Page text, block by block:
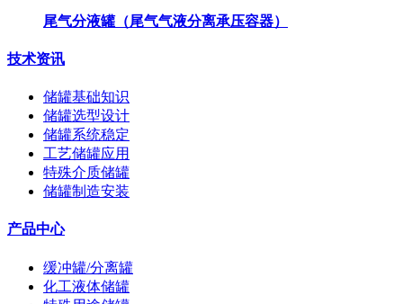
尾气分液罐（尾气气液分离承压容器）
技术资讯
储罐基础知识
储罐选型设计
储罐系统稳定
工艺储罐应用
特殊介质储罐
储罐制造安装
产品中心
缓冲罐/分离罐
化工液体储罐